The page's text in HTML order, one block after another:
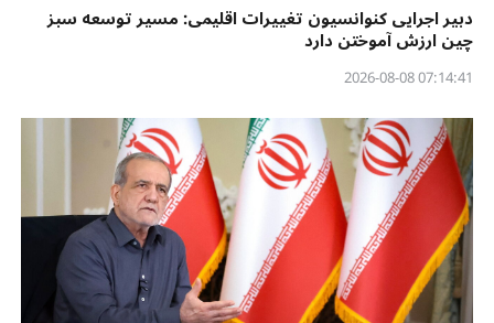
دبیر اجرایی کنوانسیون تغییرات اقلیمی: مسیر توسعه سبز
چین ارزش آموختن دارد
07:14:41 2026-08-08